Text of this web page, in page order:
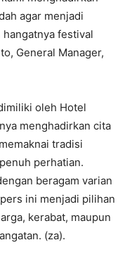
agar menjadi
festival
General Manager,
oleh Hotel
menghadirkan cita
tradisi
perhatian.
beragam varian
ini menjadi pilihan
kerabat, maupun
(za).